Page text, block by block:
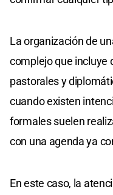
La organización de
complejo que incluye
pastorales y
cuando existen
formales suelen
con una agenda ya
En este caso, la